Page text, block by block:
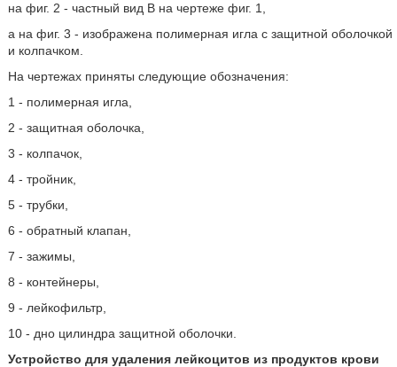
на фиг. 2 - частный вид B на чертеже фиг. 1,
а на фиг. 3 - изображена полимерная игла с защитной оболочкой
и колпачком.
На чертежах приняты следующие обозначения:
1 - полимерная игла,
2 - защитная оболочка,
3 - колпачок,
4 - тройник,
5 - трубки,
6 - обратный клапан,
7 - зажимы,
8 - контейнеры,
9 - лейкофильтр,
10 - дно цилиндра защитной оболочки.
Устройство для удаления лейкоцитов из продуктов крови